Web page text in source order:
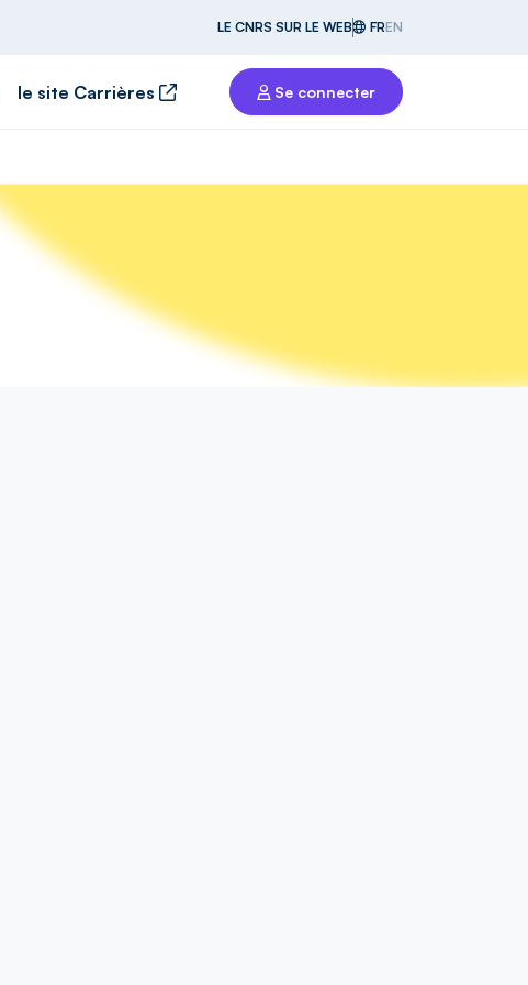
LE CNRS SUR LE WEB FREN
le site Carrières Se connecter